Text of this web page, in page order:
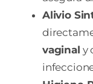
Alivio
vaginal y